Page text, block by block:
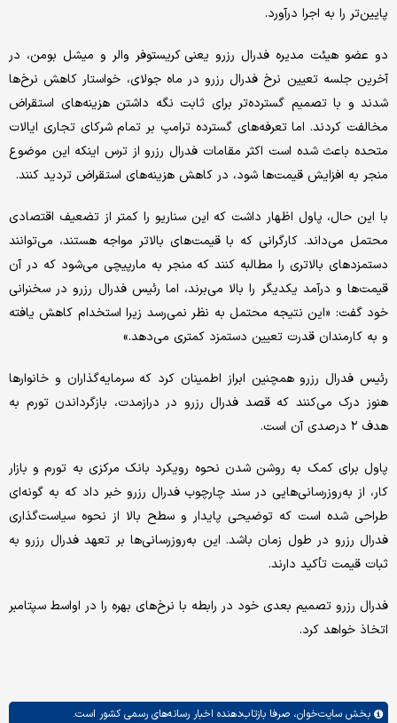
پایین‌تر را به اجرا درآورد.
دو عضو هیئت مدیره فدرال رزرو یعنی کریستوفر والر و میشل بومن، در
آخرین جلسه تعیین نرخ فدرال رزرو در ماه جولای، خواستار کاهش نرخ‌ها
شدند و با تصمیم گسترده‌تر برای ثابت نگه داشتن هزینه‌های استقراض
مخالفت کردند. اما تعرفه‌های گسترده ترامپ بر تمام شرکای تجاری ایالات
متحده باعث شده است اکثر مقامات فدرال رزرو از ترس اینکه این موضوع
منجر به افزایش قیمت‌ها شود، در کاهش هزینه‌های استقراض تردید کنند.
با این حال، پاول اظهار داشت که این سناریو را کمتر از تضعیف اقتصادی
محتمل می‌داند. کارگرانی که با قیمت‌های بالاتر مواجه هستند، می‌توانند
دستمزدهای بالاتری را مطالبه کنند که منجر به مارپیچی می‌شود که در آن
قیمت‌ها و درآمد یکدیگر را بالا می‌برند، اما رئیس فدرال رزرو در سخنرانی
خود گفت: «این نتیجه محتمل به نظر نمی‌رسد زیرا استخدام کاهش یافته
و به کارمندان قدرت تعیین دستمزد کمتری می‌دهد.»
رئیس فدرال رزرو همچنین ابراز اطمینان کرد که سرمایه‌گذاران و خانوارها
هنوز درک می‌کنند که قصد فدرال رزرو در درازمدت، بازگرداندن تورم به
هدف ۲ درصدی آن است.
پاول برای کمک به روشن شدن نحوه رویکرد بانک مرکزی به تورم و بازار
کار، از به‌روزرسانی‌هایی در سند چارچوب فدرال رزرو خبر داد که به گونه‌ای
طراحی شده است که توضیحی پایدار و سطح بالا از نحوه سیاست‌گذاری
فدرال رزرو در طول زمان باشد. این به‌روزرسانی‌ها بر تعهد فدرال رزرو به
ثبات قیمت تأکید دارند.
فدرال رزرو تصمیم بعدی خود در رابطه با نرخ‌های بهره را در اواسط سپتامبر
اتخاذ خواهد کرد.
بخش سایت‌خوان، صرفا بازتاب‌دهنده اخبار رسانه‌های رسمی کشور است.